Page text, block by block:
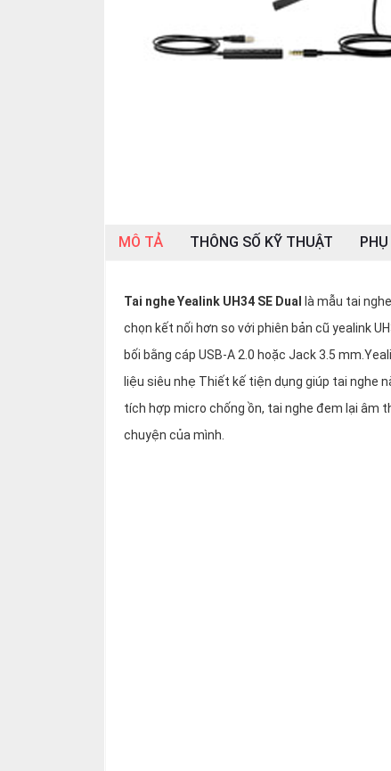
MÔ TẢ THÔNG SỐ KỸ THUẬT PHỤ
Tai nghe Yealink UH34 SE Dual
là mẫu tai
chọn kết nối hơn so với phiên bản cũ yealink
bối bằng cáp USB-A 2.0 hoặc Jack 3.5
liệu siêu nhẹ Thiết kế tiện dụng giúp tai nghe
tích hợp micro chống ồn, tai nghe đem lại âm
chuyện của mình.